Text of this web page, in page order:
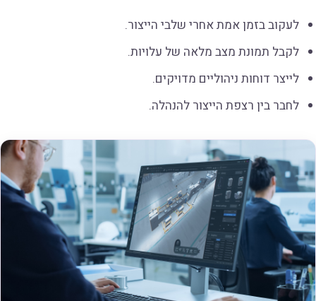
לעקוב בזמן אמת אחרי שלבי הייצור.
לקבל תמונת מצב מלאה של עלויות.
לייצר דוחות ניהוליים מדויקים.
לחבר בין רצפת הייצור להנהלה.